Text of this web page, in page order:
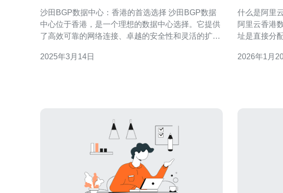
沙田BGP数据中心：香港的首选选择 沙田BGP数据
中心位于香港，是一个理想的数据中心选择。它提供
了高效可靠的网络连接、卓越的安全性和灵活的扩展
据中心拥有先进的网络设备和技术，提供高速、稳定
2025年3月14日
什么是阿里
阿里云香港
址是直接分
IP可以提供
2026年1月